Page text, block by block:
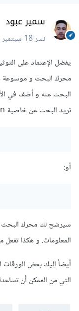
سمير عبود
نشر18 سبتمبر 2023
يفضل الإعتماد على
محرك البحث و موسوعة
البحث عنه و أضف في
تريد البحث عن خاصية position في css أكتب:
أو:
سيرشح لك محرك البحث
المعلومات. و هكذا
أيضاً إليك بعض الورقات
التي من الممكن أن